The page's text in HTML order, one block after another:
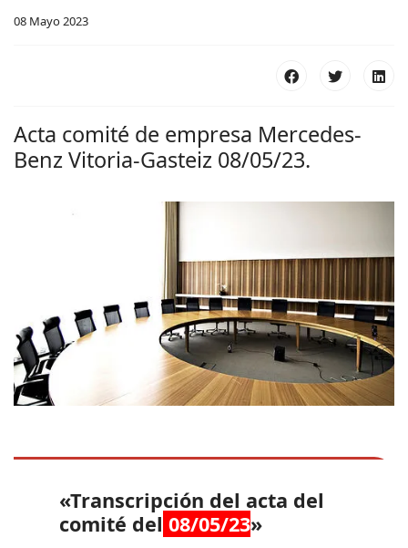
08 Mayo 2023
Acta comité de empresa Mercedes-
Benz Vitoria-Gasteiz 08/05/23.
«Transcripción del acta del
comité del 08/05/23»